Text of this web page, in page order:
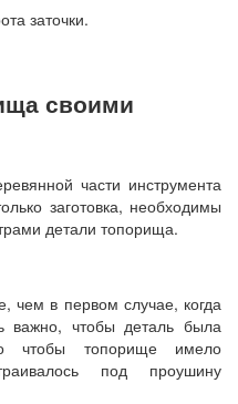
заточки.
своими
части инструмента
заготовка, необходимы
детали топорища.
чем в первом случае, когда
чтобы деталь была
чтобы топорище имело
под проушину